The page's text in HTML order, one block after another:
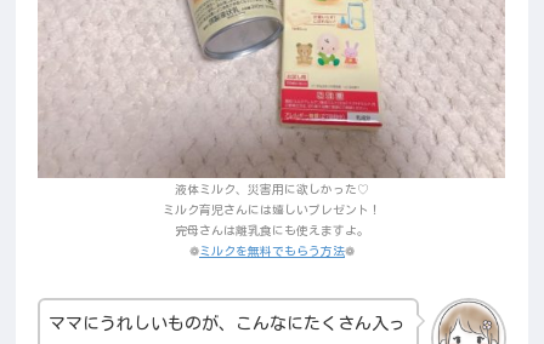
液体ミルク、災害用に欲しかった♡
ミルク育児さんには嬉しいプレゼント！
完母さんは離乳食にも使えますよ。
❁ミルクを無料でもらう方法❁
ママにうれしいものが、こんなにたくさん入っ